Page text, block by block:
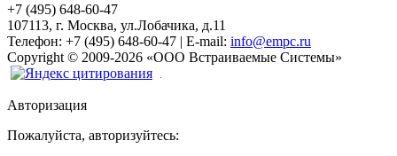
+7 (495) 648-60-47
107113, г. Москва, ул.Лобачика, д.11
Телефон: +7 (495) 648-60-47 | E-mail: info@empc.ru
Copyright © 2009-2026 «ООО Встраиваемые Системы»
Авторизация
Пожалуйста, авторизуйтесь: